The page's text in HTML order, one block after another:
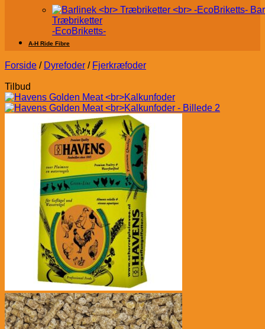
Træbriketter
-EcoBriketts-
A-H Ride Fibre
Forside / Dyrefoder / Fjerkræfoder
Tilbud